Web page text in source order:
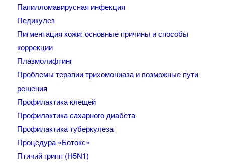
Папилломавирусная инфекция
Педикулез
Пигментация кожи: основные причины и способы
коррекции
Плазмолифтинг
Проблемы терапии трихомониаза и возможные пути
решения
Профилактика клещей
Профилактика сахарного диабета
Профилактика туберкулеза
Процедура «Ботокс»
Птичий грипп (H5N1)